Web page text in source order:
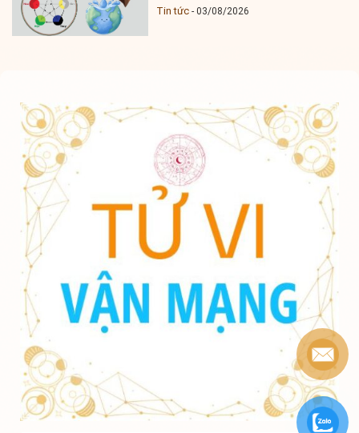
Tin tức 03/08/2026